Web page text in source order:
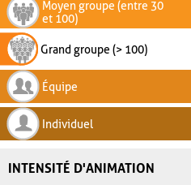
Moyen groupe (entre 30
et 100)
Grand groupe (> 100)
Équipe
Individuel
INTENSITÉ D'ANIMATION